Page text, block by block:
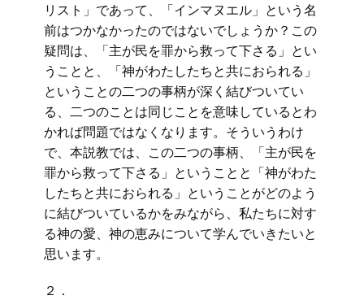
リスト」であって、「インマヌエル」という名
前はつかなかったのではないでしょうか？この
疑問は、「主が民を罪から救って下さる」とい
うことと、「神がわたしたちと共におられる」
ということの二つの事柄が深く結びついてい
る、二つのことは同じことを意味しているとわ
かれば問題ではなくなります。そういうわけ
で、本説教では、この二つの事柄、「主が民を
罪から救って下さる」ということと「神がわた
したちと共におられる」ということがどのよう
に結びついているかをみながら、私たちに対す
る神の愛、神の恵みについて学んでいきたいと
思います。
２．